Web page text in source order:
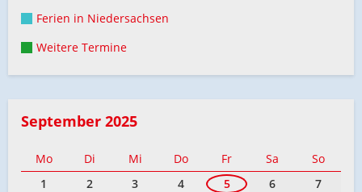
Ferien in Niedersachsen
Weitere Termine
September 2025
Mo Di Mi Do Fr Sa
So
1
2 3 4 5 6
7